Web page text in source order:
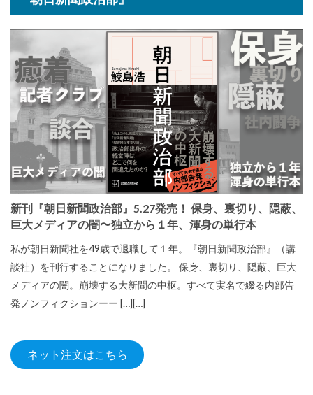
新刊『朝日新聞政治部』5.27発売！ 保身、裏切り、隠蔽、
巨大メディアの闇〜独立から１年、渾身の単行本
私が朝日新聞社を49歳で退職して１年。『朝日新聞政治部』（講
談社）を刊行することになりました。 保身、裏切り、隠蔽、巨大
メディアの闇。崩壊する大新聞の中枢。すべて実名で綴る内部告
発ノンフィクションーー […][…]
ネット注文はこちら